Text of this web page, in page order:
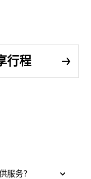
行程
服务？